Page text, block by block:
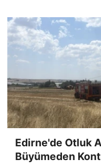
Edirne'de Otluk
Büyümeden